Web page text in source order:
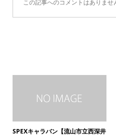
この記事へのコメントはありませ
SPEXキャラバン【流山市立西深井